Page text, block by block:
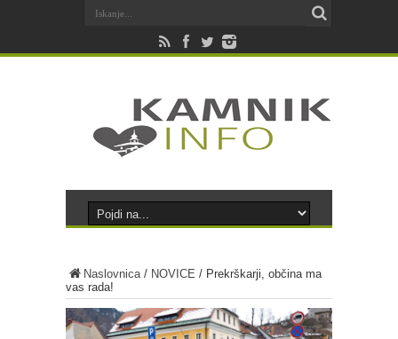
Naslovnica/ NOVICE / Prekrškarji, občina ma
vas rada!